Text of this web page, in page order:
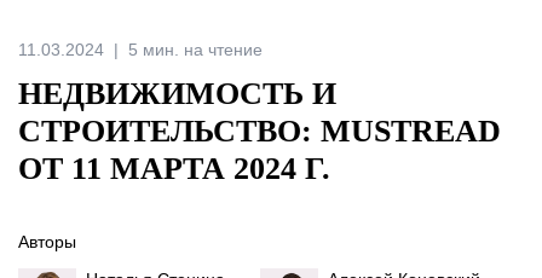
Italiano
11.03.2024 5 мин. на чтение
НЕДВИЖИМОСТЬ И
СТРОИТЕЛЬСТВО: MUSTREAD
ОТ 11 МАРТА 2024 Г.
Авторы